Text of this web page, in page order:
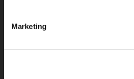
Marketing